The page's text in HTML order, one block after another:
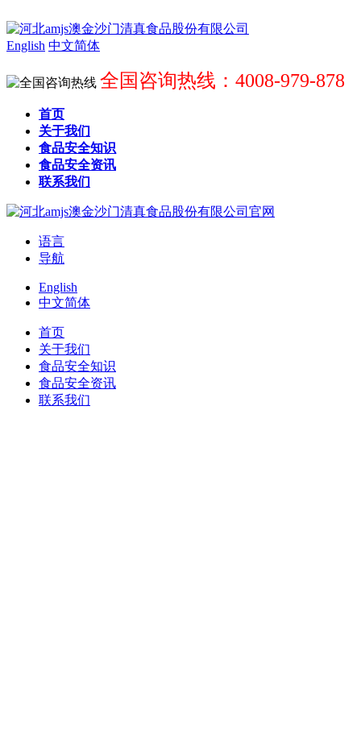
English 中文简体
全国咨询热线：4008-979-878
首页
关于我们
食品安全知识
食品安全资讯
联系我们
语言
导航
English
中文简体
首页
关于我们
食品安全知识
食品安全资讯
联系我们